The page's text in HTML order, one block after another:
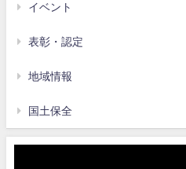
イベント
表彰・認定
地域情報
国土保全